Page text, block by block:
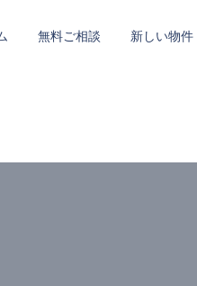
無料ご相談 新しい物件